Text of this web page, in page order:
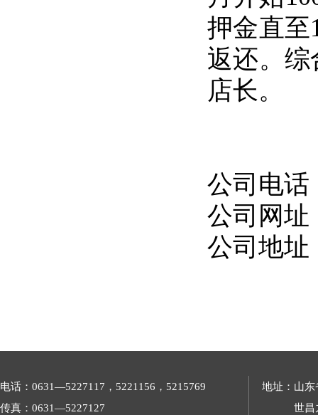
押金直至
返还。综
店长。
公司电话
公司网址
公司地址
电话：0631—5227117，5221156，5215769
传真：0631—5227127
地址：山
世昌